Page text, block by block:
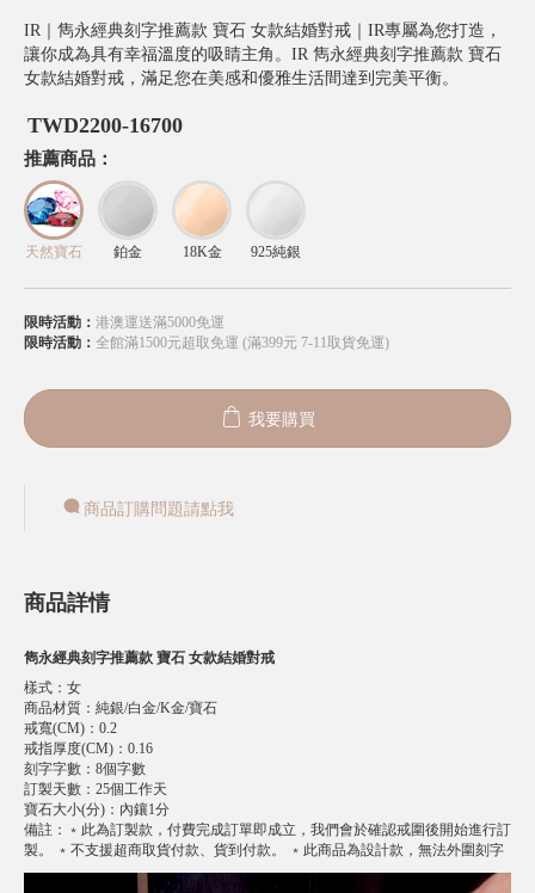
IR｜雋永經典刻字推薦款 寶石 女款結婚對戒｜IR專屬為您打造，
讓你成為具有幸福溫度的吸睛主角。IR 雋永經典刻字推薦款 寶石
女款結婚對戒，滿足您在美感和優雅生活間達到完美平衡。
TWD2200-16700
推薦商品：
天然寶石 鉑金 18K金 925純銀
限時活動： 港澳運送滿5000免運
限時活動： 全館滿1500元超取免運 (滿399元 7-11取貨免運)
我要購買
商品訂購問題請點我
商品詳情
雋永經典刻字推薦款 寶石 女款結婚對戒
樣式 ： 女
商品材質 ： 純銀/白金/K金/寶石
戒寬(CM) ： 0.2
戒指厚度(CM) ： 0.16
刻字字數 ： 8個字數
訂製天數 ： 25個工作天
寶石大小(分) ： 內鑲1分
備註 ： ﹡此為訂製款，付費完成訂單即成立，我們會於確認戒圍後開始進行訂
製。 ﹡不支援超商取貨付款、貨到付款。 ﹡此商品為設計款，無法外圍刻字